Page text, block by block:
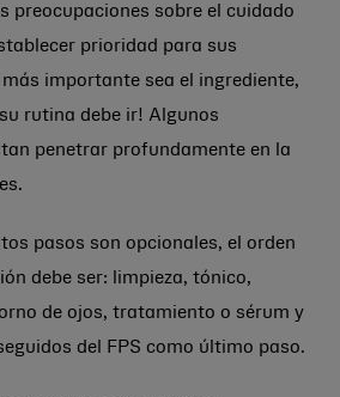
preocupaciones sobre el cuidado
prioridad para sus
importante sea el ingrediente,
rutina debe ir! Algunos
penetrar profundamente en la
pasos son opcionales, el orden
debe ser: limpieza, tónico,
de ojos, tratamiento o sérum y
del FPS como último paso.